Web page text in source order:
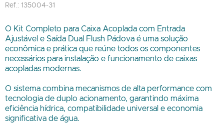
Ref.: 135004-31
O Kit Completo para Caixa Acoplada com Entrada
Ajustável e Saída Dual Flush Pádova é uma solução
econômica e prática que reúne todos os componentes
necessários para instalação e funcionamento de caixas
acopladas modernas.
O sistema combina mecanismos de alta performance com
tecnologia de duplo acionamento, garantindo máxima
eficiência hídrica, compatibilidade universal e economia
significativa de água.